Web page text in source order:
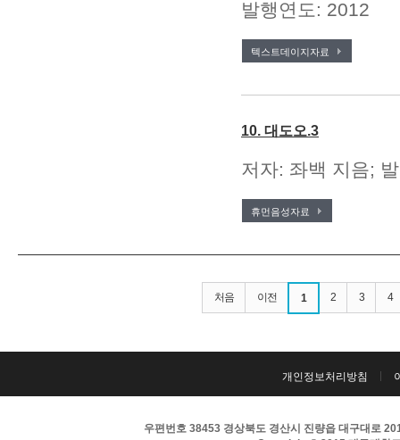
발행연도: 2012
텍스트데이지자료
10. 대도오.3
저자: 좌백 지음;
휴먼음성자료
처음 이전 1 2 3 4
개인정보처리방침
우편번호 38453 경상북도 경산시 진량읍 대구대로